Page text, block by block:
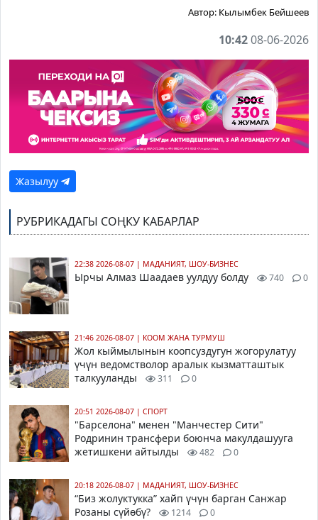
Автор: Кылымбек Бейшеев
10:4208-06-2026
Жазылуу
РУБРИКАДАГЫ СОҢКУ КАБАРЛАР
22:38 2026-08-07 | МАДАНИЯТ, ШОУ-БИЗНЕС
Ырчы Алмаз Шаадаев уулдуу болду 740 0
21:46 2026-08-07 | КООМ ЖАНА ТУРМУШ
Жол кыймылынын коопсуздугун жогорулатуу
үчүн ведомстволор аралык кызматташтык
талкууланды
311 0
20:51 2026-08-07 | СПОРТ
"Барселона" менен "Манчестер Сити"
Родринин трансфери боюнча макулдашууга
жетишкени айтылды
482 0
20:18 2026-08-07 | МАДАНИЯТ, ШОУ-БИЗНЕС
“Биз жолуктукка” хайп үчүн барган Санжар
Розаны сүйөбү?
1214 0